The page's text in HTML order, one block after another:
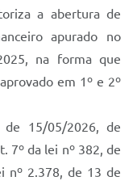
a abertura de
apurado no
na forma que
em 1º e 2º
15/05/2026, de
7º da lei nº 382, de
nº 2.378, de 13 de